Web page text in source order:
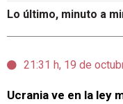
Lo último, minuto a
21:31 h, 19 de
Ucrania ve en la ley